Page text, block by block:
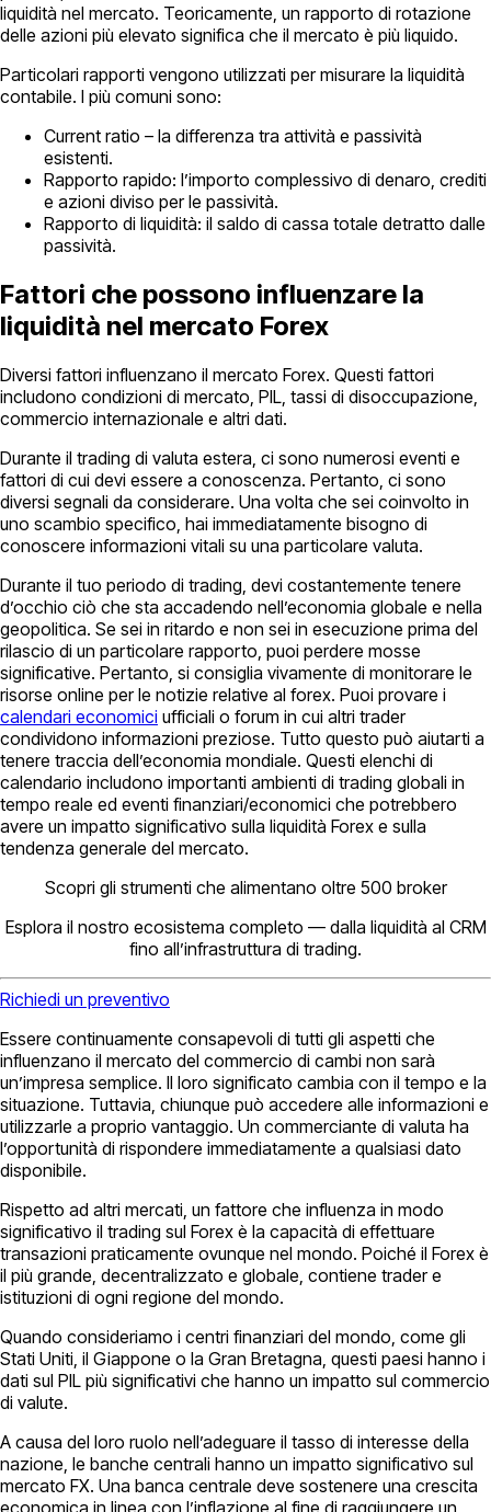
liquidità nel mercato. Teoricamente, un rapporto di rotazione
delle azioni più elevato significa che il mercato è più liquido.
Particolari rapporti vengono utilizzati per misurare la liquidità
contabile. I più comuni sono:
Current ratio – la differenza tra attività e passività
esistenti.
Rapporto rapido: l’importo complessivo di denaro, crediti
e azioni diviso per le passività.
Rapporto di liquidità: il saldo di cassa totale detratto dalle
passività.
Fattori che possono influenzare la
liquidità nel mercato Forex
Diversi fattori influenzano il mercato Forex. Questi fattori
includono condizioni di mercato, PIL, tassi di disoccupazione,
commercio internazionale e altri dati.
Durante il trading di valuta estera, ci sono numerosi eventi e
fattori di cui devi essere a conoscenza. Pertanto, ci sono
diversi segnali da considerare. Una volta che sei coinvolto in
uno scambio specifico, hai immediatamente bisogno di
conoscere informazioni vitali su una particolare valuta.
Durante il tuo periodo di trading, devi costantemente tenere
d’occhio ciò che sta accadendo nell’economia globale e nella
geopolitica. Se sei in ritardo e non sei in esecuzione prima del
rilascio di un particolare rapporto, puoi perdere mosse
significative. Pertanto, si consiglia vivamente di monitorare le
risorse online per le notizie relative al forex. Puoi provare i
calendari economici ufficiali o forum in cui altri trader
condividono informazioni preziose. Tutto questo può aiutarti a
tenere traccia dell’economia mondiale. Questi elenchi di
calendario includono importanti ambienti di trading globali in
tempo reale ed eventi finanziari/economici che potrebbero
avere un impatto significativo sulla liquidità Forex e sulla
tendenza generale del mercato.
Scopri gli strumenti che alimentano oltre 500 broker
Esplora il nostro ecosistema completo — dalla liquidità al CRM
fino all’infrastruttura di trading.
Richiedi un preventivo
Essere continuamente consapevoli di tutti gli aspetti che
influenzano il mercato del commercio di cambi non sarà
un’impresa semplice. Il loro significato cambia con il tempo e la
situazione. Tuttavia, chiunque può accedere alle informazioni e
utilizzarle a proprio vantaggio. Un commerciante di valuta ha
l’opportunità di rispondere immediatamente a qualsiasi dato
disponibile.
Rispetto ad altri mercati, un fattore che influenza in modo
significativo il trading sul Forex è la capacità di effettuare
transazioni praticamente ovunque nel mondo. Poiché il Forex è
il più grande, decentralizzato e globale, contiene trader e
istituzioni di ogni regione del mondo.
Quando consideriamo i centri finanziari del mondo, come gli
Stati Uniti, il Giappone o la Gran Bretagna, questi paesi hanno i
dati sul PIL più significativi che hanno un impatto sul commercio
di valute.
A causa del loro ruolo nell’adeguare il tasso di interesse della
nazione, le banche centrali hanno un impatto significativo sul
mercato FX. Una banca centrale deve sostenere una crescita
economica in linea con l’inflazione al fine di raggiungere un